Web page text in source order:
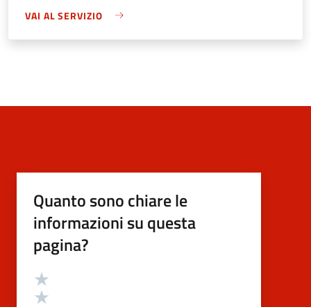
VAI AL SERVIZIO
Quanto sono chiare le
informazioni su questa
pagina?
Valutazione